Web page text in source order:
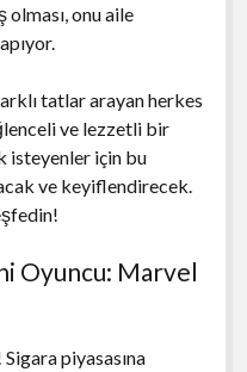
onu aile
tatlar arayan herkes
ve lezzetli bir
isteyenler için bu
ve keyiflendirecek.
Oyuncu: Marvel
piyasasına